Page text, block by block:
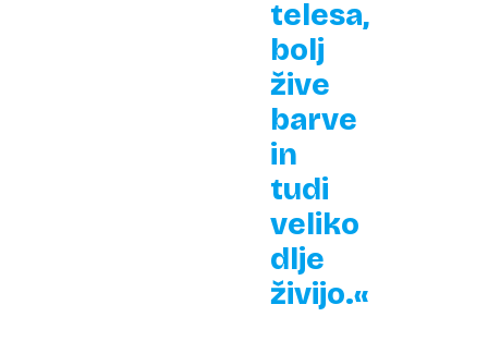
telesa,
bolj
žive
barve
in
tudi
veliko
dlje
živijo.«